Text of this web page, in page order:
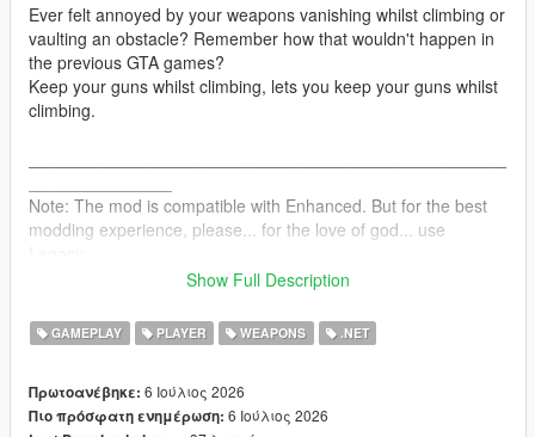
Ever felt annoyed by your weapons vanishing whilst climbing or
vaulting an obstacle? Remember how that wouldn't happen in
the previous GTA games?
Keep your guns whilst climbing, lets you keep your guns whilst
climbing.
Note: The mod is compatible with Enhanced. But for the best
modding experience, please... for the love of god... use
Drag and drop the scripts folder, inside the ClimbGuns.zip, into
CHANGELOG:
Show Full Description
GAMEPLAY PLAYER WEAPONS .NET
Πρωτοανέβηκε: 6 Ιούλιος 2026
Πιο πρόσφατη ενημέρωση: 6 Ιούλιος 2026